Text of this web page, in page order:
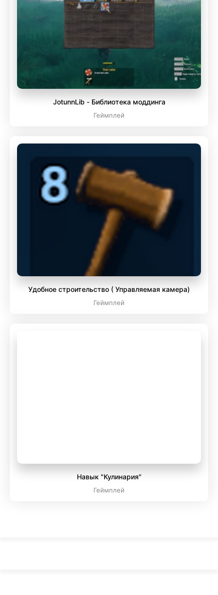
JotunnLib - Библиотека моддинга
Геймплей
Удобное строительство ( Управляемая камера)
Геймплей
Навык "Кулинария"
Геймплей